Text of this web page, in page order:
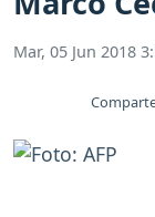
Mar, 05 Jun 2018